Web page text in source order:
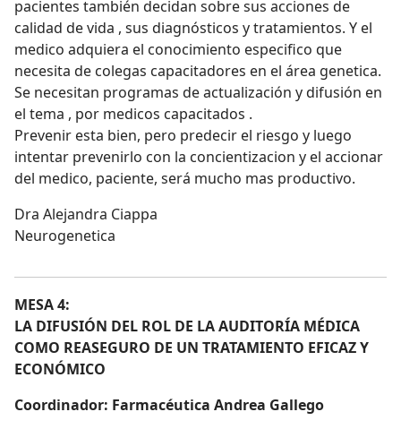
pacientes también decidan sobre sus acciones de
calidad de vida , sus diagnósticos y tratamientos. Y el
medico adquiera el conocimiento especifico que
necesita de colegas capacitadores en el área genetica.
Se necesitan programas de actualización y difusión en
el tema , por medicos capacitados .
Prevenir esta bien, pero predecir el riesgo y luego
intentar prevenirlo con la concientizacion y el accionar
del medico, paciente, será mucho mas productivo.
Dra Alejandra Ciappa
Neurogenetica
MESA 4:
LA DIFUSIÓN DEL ROL DE LA AUDITORÍA MÉDICA
COMO REASEGURO DE UN TRATAMIENTO EFICAZ Y
ECONÓMICO
Coordinador: Farmacéutica Andrea Gallego